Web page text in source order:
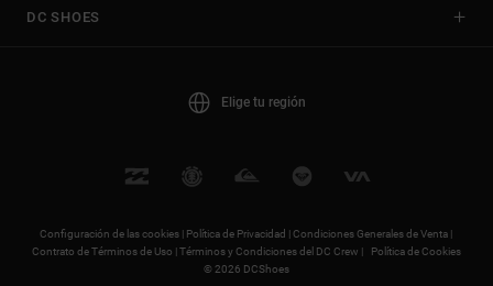
DC SHOES
Elige tu región
Configuración de las cookies | Política de Privacidad |Condiciones Generales de Venta |
Contrato de Términos de Uso |Términos y Condiciones del DC Crew |
Política de Cookies
© 2026 DCShoes